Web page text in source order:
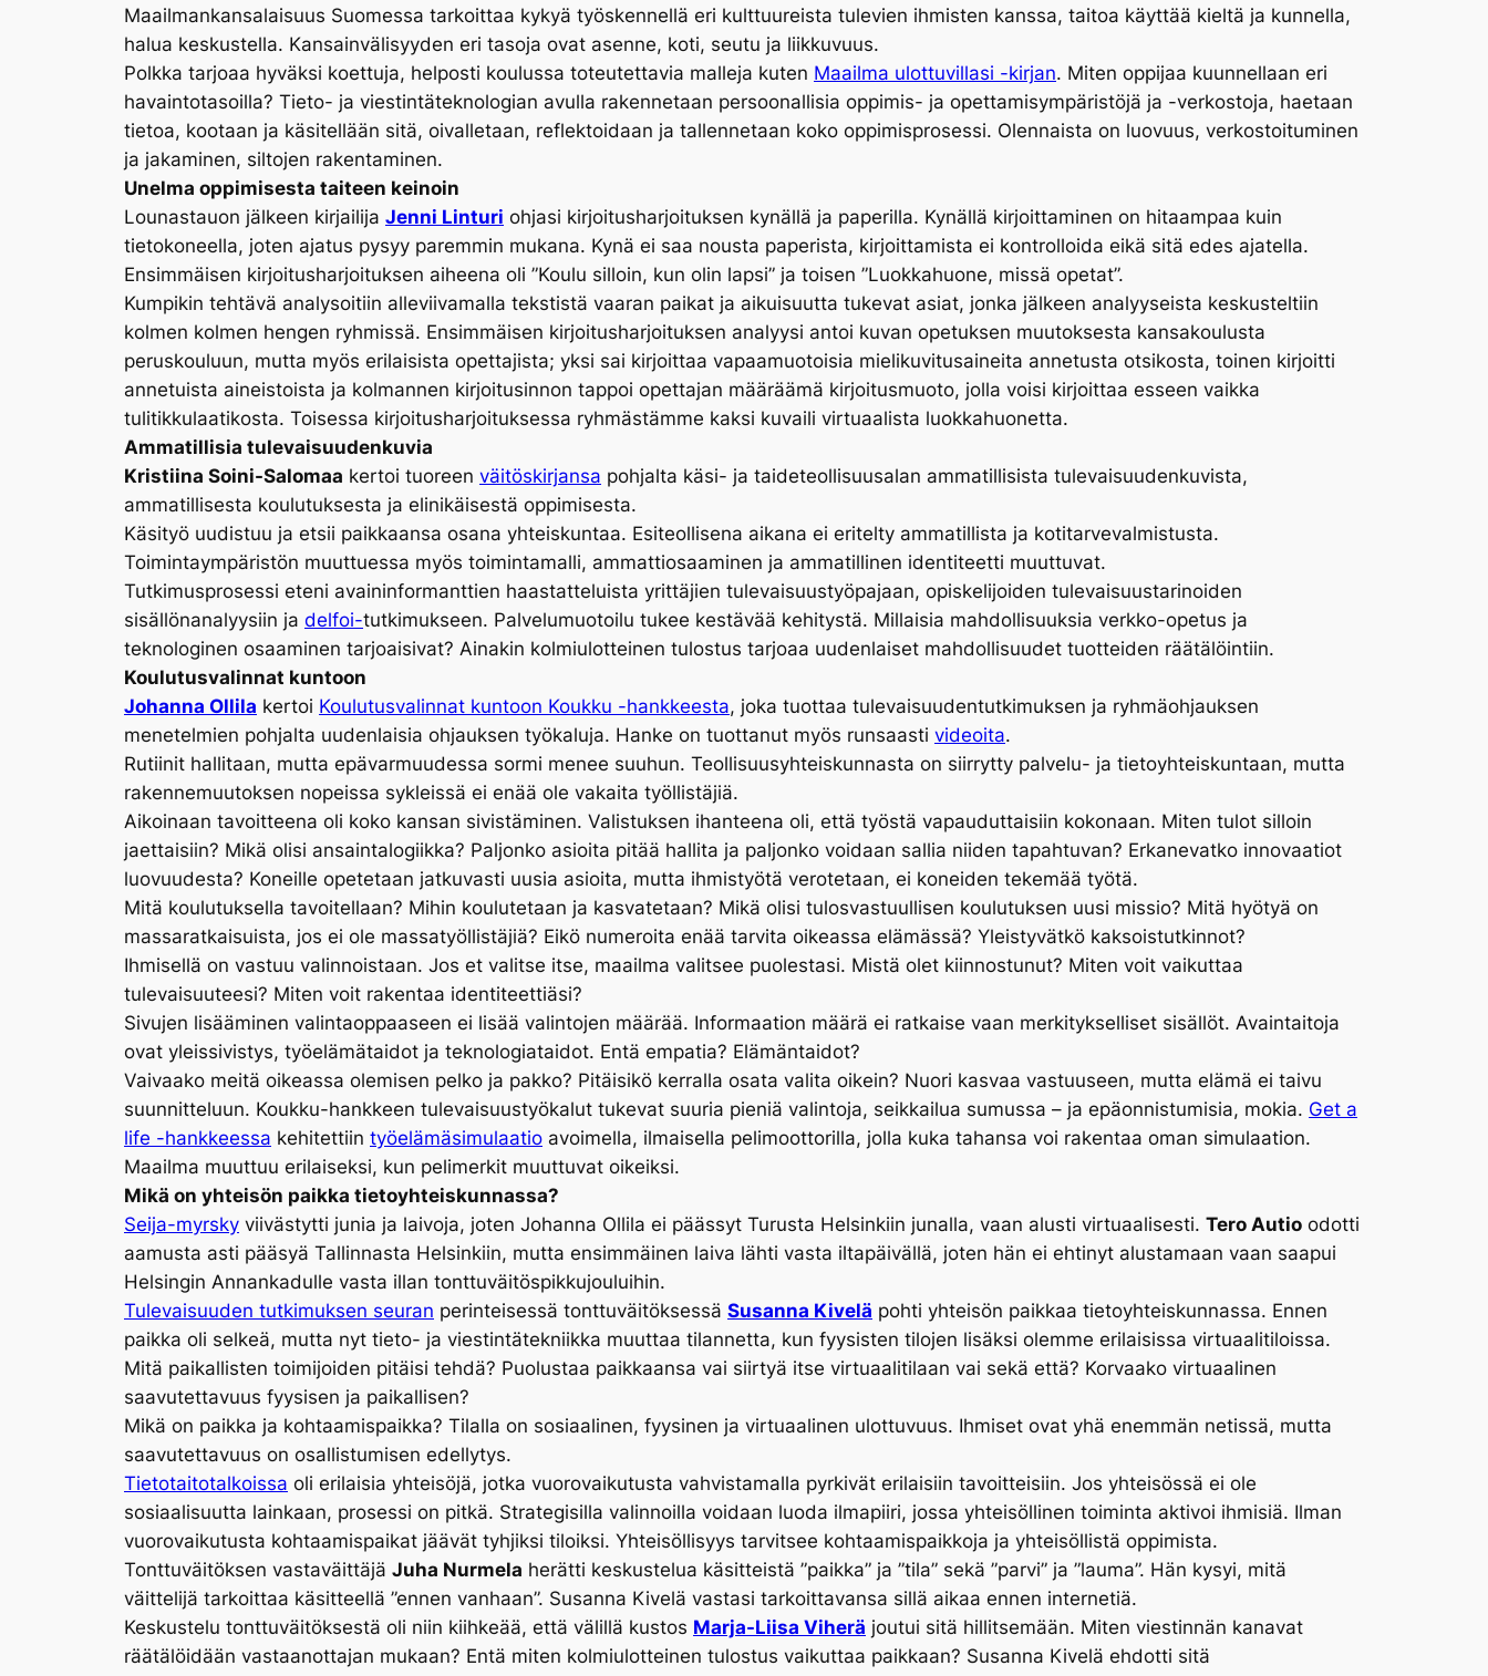
Maailmankansalaisuus Suomessa tarkoittaa kykyä työskennellä eri kulttuureista tulevien ihmisten kanssa, taitoa käyttää kieltä ja kunnella,
halua keskustella. Kansainvälisyyden eri tasoja ovat asenne, koti, seutu ja liikkuvuus.
Polkka tarjoaa hyväksi koettuja, helposti koulussa toteutettavia malleja kuten Maailma ulottuvillasi -kirjan. Miten oppijaa kuunnellaan eri
havaintotasoilla? Tieto- ja viestintäteknologian avulla rakennetaan persoonallisia oppimis- ja opettamisympäristöjä ja -verkostoja, haetaan
tietoa, kootaan ja käsitellään sitä, oivalletaan, reflektoidaan ja tallennetaan koko oppimisprosessi. Olennaista on luovuus, verkostoituminen
ja jakaminen, siltojen rakentaminen.
Unelma oppimisesta taiteen keinoin
Lounastauon jälkeen kirjailija Jenni Linturi ohjasi kirjoitusharjoituksen kynällä ja paperilla. Kynällä kirjoittaminen on hitaampaa kuin
tietokoneella, joten ajatus pysyy paremmin mukana. Kynä ei saa nousta paperista, kirjoittamista ei kontrolloida eikä sitä edes ajatella.
Ensimmäisen kirjoitusharjoituksen aiheena oli ”Koulu silloin, kun olin lapsi” ja toisen ”Luokkahuone, missä opetat”.
Kumpikin tehtävä analysoitiin alleviivamalla tekstistä vaaran paikat ja aikuisuutta tukevat asiat, jonka jälkeen analyyseista keskusteltiin
kolmen kolmen hengen ryhmissä. Ensimmäisen kirjoitusharjoituksen analyysi antoi kuvan opetuksen muutoksesta kansakoulusta
peruskouluun, mutta myös erilaisista opettajista; yksi sai kirjoittaa vapaamuotoisia mielikuvitusaineita annetusta otsikosta, toinen kirjoitti
annetuista aineistoista ja kolmannen kirjoitusinnon tappoi opettajan määräämä kirjoitusmuoto, jolla voisi kirjoittaa esseen vaikka
tulitikkulaatikosta. Toisessa kirjoitusharjoituksessa ryhmästämme kaksi kuvaili virtuaalista luokkahuonetta.
Ammatillisia tulevaisuudenkuvia
Kristiina Soini-Salomaa kertoi tuoreen väitöskirjansa pohjalta käsi- ja taideteollisuusalan ammatillisista tulevaisuudenkuvista,
ammatillisesta koulutuksesta ja elinikäisestä oppimisesta.
Käsityö uudistuu ja etsii paikkaansa osana yhteiskuntaa. Esiteollisena aikana ei eritelty ammatillista ja kotitarvevalmistusta.
Toimintaympäristön muuttuessa myös toimintamalli, ammattiosaaminen ja ammatillinen identiteetti muuttuvat.
Tutkimusprosessi eteni avaininformanttien haastatteluista yrittäjien tulevaisuustyöpajaan, opiskelijoiden tulevaisuustarinoiden
sisällönanalyysiin ja delfoi-tutkimukseen. Palvelumuotoilu tukee kestävää kehitystä. Millaisia mahdollisuuksia verkko-opetus ja
teknologinen osaaminen tarjoaisivat? Ainakin kolmiulotteinen tulostus tarjoaa uudenlaiset mahdollisuudet tuotteiden räätälöintiin.
Koulutusvalinnat kuntoon
Johanna Ollila kertoi Koulutusvalinnat kuntoon Koukku -hankkeesta, joka tuottaa tulevaisuudentutkimuksen ja ryhmäohjauksen
menetelmien pohjalta uudenlaisia ohjauksen työkaluja. Hanke on tuottanut myös runsaasti videoita.
Rutiinit hallitaan, mutta epävarmuudessa sormi menee suuhun. Teollisuusyhteiskunnasta on siirrytty palvelu- ja tietoyhteiskuntaan, mutta
rakennemuutoksen nopeissa sykleissä ei enää ole vakaita työllistäjiä.
Aikoinaan tavoitteena oli koko kansan sivistäminen. Valistuksen ihanteena oli, että työstä vapauduttaisiin kokonaan. Miten tulot silloin
jaettaisiin? Mikä olisi ansaintalogiikka? Paljonko asioita pitää hallita ja paljonko voidaan sallia niiden tapahtuvan? Erkanevatko innovaatiot
luovuudesta? Koneille opetetaan jatkuvasti uusia asioita, mutta ihmistyötä verotetaan, ei koneiden tekemää työtä.
Mitä koulutuksella tavoitellaan? Mihin koulutetaan ja kasvatetaan? Mikä olisi tulosvastuullisen koulutuksen uusi missio? Mitä hyötyä on
massaratkaisuista, jos ei ole massatyöllistäjiä? Eikö numeroita enää tarvita oikeassa elämässä? Yleistyvätkö kaksoistutkinnot?
Ihmisellä on vastuu valinnoistaan. Jos et valitse itse, maailma valitsee puolestasi. Mistä olet kiinnostunut? Miten voit vaikuttaa
tulevaisuuteesi? Miten voit rakentaa identiteettiäsi?
Sivujen lisääminen valintaoppaaseen ei lisää valintojen määrää. Informaation määrä ei ratkaise vaan merkitykselliset sisällöt. Avaintaitoja
ovat yleissivistys, työelämätaidot ja teknologiataidot. Entä empatia? Elämäntaidot?
Vaivaako meitä oikeassa olemisen pelko ja pakko? Pitäisikö kerralla osata valita oikein? Nuori kasvaa vastuuseen, mutta elämä ei taivu
suunnitteluun. Koukku-hankkeen tulevaisuustyökalut tukevat suuria pieniä valintoja, seikkailua sumussa – ja epäonnistumisia, mokia. Get a
life -hankkeessa kehitettiin työelämäsimulaatio avoimella, ilmaisella pelimoottorilla, jolla kuka tahansa voi rakentaa oman simulaation.
Maailma muuttuu erilaiseksi, kun pelimerkit muuttuvat oikeiksi.
Mikä on yhteisön paikka tietoyhteiskunnassa?
Seija-myrsky viivästytti junia ja laivoja, joten Johanna Ollila ei päässyt Turusta Helsinkiin junalla, vaan alusti virtuaalisesti. Tero Autio odotti
aamusta asti pääsyä Tallinnasta Helsinkiin, mutta ensimmäinen laiva lähti vasta iltapäivällä, joten hän ei ehtinyt alustamaan vaan saapui
Helsingin Annankadulle vasta illan tonttuväitöspikkujouluihin.
Tulevaisuuden tutkimuksen seuran perinteisessä tonttuväitöksessä Susanna Kivelä pohti yhteisön paikkaa tietoyhteiskunnassa. Ennen
paikka oli selkeä, mutta nyt tieto- ja viestintätekniikka muuttaa tilannetta, kun fyysisten tilojen lisäksi olemme erilaisissa virtuaalitiloissa.
Mitä paikallisten toimijoiden pitäisi tehdä? Puolustaa paikkaansa vai siirtyä itse virtuaalitilaan vai sekä että? Korvaako virtuaalinen
saavutettavuus fyysisen ja paikallisen?
Mikä on paikka ja kohtaamispaikka? Tilalla on sosiaalinen, fyysinen ja virtuaalinen ulottuvuus. Ihmiset ovat yhä enemmän netissä, mutta
saavutettavuus on osallistumisen edellytys.
Tietotaitotalkoissa oli erilaisia yhteisöjä, jotka vuorovaikutusta vahvistamalla pyrkivät erilaisiin tavoitteisiin. Jos yhteisössä ei ole
sosiaalisuutta lainkaan, prosessi on pitkä. Strategisilla valinnoilla voidaan luoda ilmapiiri, jossa yhteisöllinen toiminta aktivoi ihmisiä. Ilman
vuorovaikutusta kohtaamispaikat jäävät tyhjiksi tiloiksi. Yhteisöllisyys tarvitsee kohtaamispaikkoja ja yhteisöllistä oppimista.
Tonttuväitöksen vastaväittäjä Juha Nurmela herätti keskustelua käsitteistä ”paikka” ja ”tila” sekä ”parvi” ja ”lauma”. Hän kysyi, mitä
väittelijä tarkoittaa käsitteellä ”ennen vanhaan”. Susanna Kivelä vastasi tarkoittavansa sillä aikaa ennen internetiä.
Keskustelu tonttuväitöksestä oli niin kiihkeää, että välillä kustos Marja-Liisa Viherä joutui sitä hillitsemään. Miten viestinnän kanavat
räätälöidään vastaanottajan mukaan? Entä miten kolmiulotteinen tulostus vaikuttaa paikkaan? Susanna Kivelä ehdotti sitä